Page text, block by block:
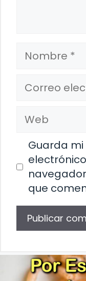
Nombre
Correo
electrónico
Web
Guarda
que